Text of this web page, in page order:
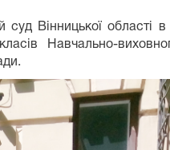
суд Вінницької області
Навчально-